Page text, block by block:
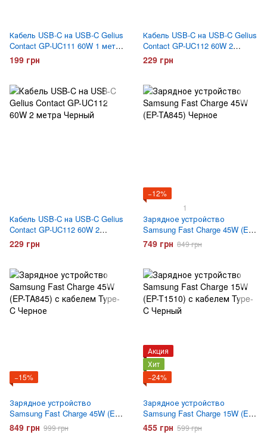
Кабель USB-C на USB-C Gelius
Contact GP-UC111 60W 1 метр
Черный
199 грн
Кабель USB-C на USB-C Gelius
Contact GP-UC112 60W 2
метра Белый
229 грн
Кабель USB-C на USB-C Gelius
Contact GP-UC112 60W 2
метра Черный
229 грн
−12%
1
Зарядное устройство
Samsung Fast Charge 45W (EP-
TA845) Черное
749 грн 849 грн
−15%
Зарядное устройство
Samsung Fast Charge 45W (EP-
TA845) с кабелем Type-C
Черное
849 грн 999 грн
Акция
Хит
−24%
Зарядное устройство
Samsung Fast Charge 15W (EP-
T1510) с кабелем Type-C
Черный
455 грн 599 грн